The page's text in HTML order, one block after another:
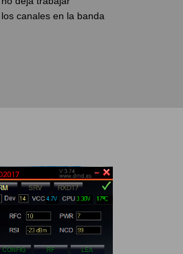
canales en la banda